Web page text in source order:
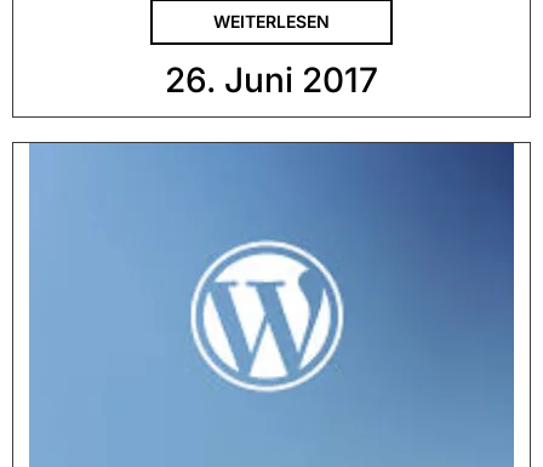
WEITERLESEN
26. Juni 2017